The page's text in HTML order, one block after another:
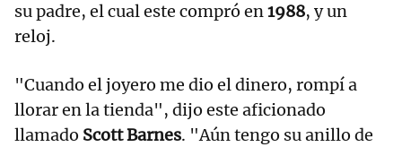
su padre, el cual este compró en1988, y un
reloj.
"Cuando el joyero me dio el dinero, rompí a
llorar en la tienda", dijo este aficionado
llamado Scott Barnes. "Aún tengo su anillo de